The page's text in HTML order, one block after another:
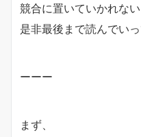
競合に置いていかれな
是非最後まで読んでいっ
ーーー
まず、